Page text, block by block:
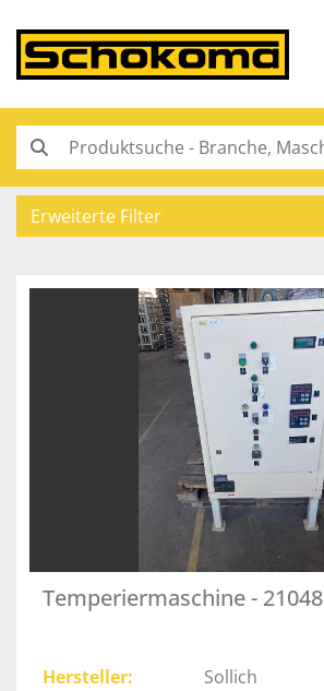
Erweiterte Filter
Temperiermaschine - 21048
Hersteller
Sollich